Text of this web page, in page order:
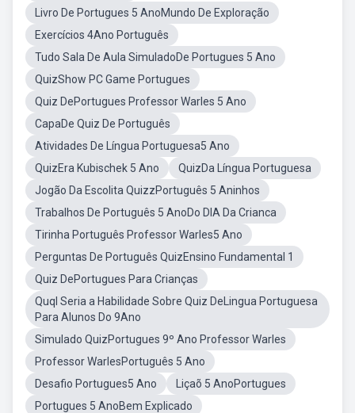
Livro De Portugues 5 AnoMundo De Exploração
Exercícios 4Ano Português
Tudo Sala De Aula SimuladoDe Portugues 5 Ano
QuizShow PC Game Portugues
Quiz DePortugues Professor Warles 5 Ano
CapaDe Quiz De Português
Atividades De Língua Portuguesa5 Ano
QuizEra Kubischek 5 Ano
QuizDa Língua Portuguesa
Jogão Da Escolita QuizzPortuguês 5 Aninhos
Trabalhos De Português 5 AnoDo DIA Da Crianca
Tirinha Português Professor Warles5 Ano
Perguntas De Português QuizEnsino Fundamental 1
Quiz DePortugues Para Crianças
Quql Seria a Habilidade Sobre Quiz DeLingua Portuguesa
Para Alunos Do 9Ano
Simulado QuizPortugues 9º Ano Professor Warles
Professor WarlesPortuguês 5 Ano
Desafio Portugues5 Ano
Liçaõ 5 AnoPortugues
Portugues 5 AnoBem Explicado